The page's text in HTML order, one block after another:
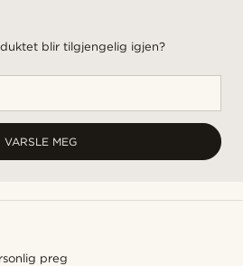
blir tilgjengelig igjen?
VARSLE MEG
preg